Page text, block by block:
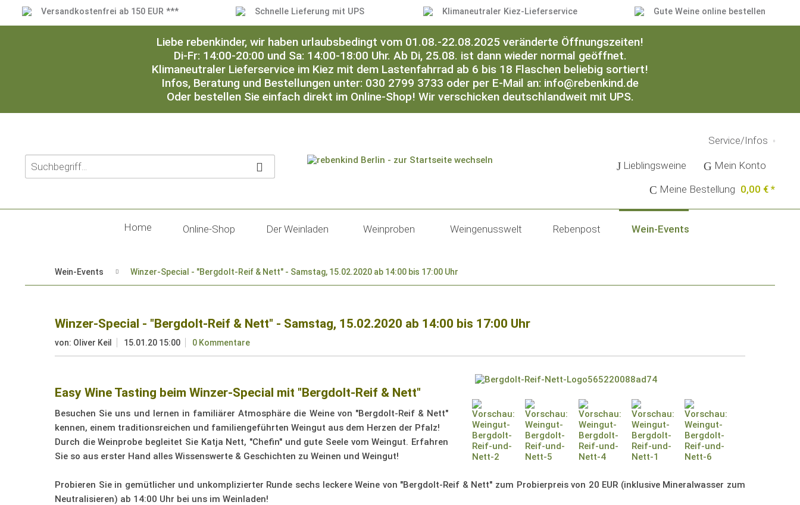
Versandkostenfrei ab 150 EUR *** Schnelle Lieferung mit UPS Klimaneutraler Kiez-Lieferservice Gute Weine online bestellen
Liebe rebenkinder, wir haben urlaubsbedingt vom 01.08.-22.08.2025 veränderte Öffnungszeiten!
Di-Fr: 14:00-20:00 und Sa: 14:00-18:00 Uhr. Ab Di, 25.08. ist dann wieder normal geöffnet.
Klimaneutraler Lieferservice im Kiez mit dem Lastenfahrrad ab 6 bis 18 Flaschen beliebig sortiert!
Infos, Beratung und Bestellungen unter: 030 2799 3733 oder per E-Mail an: info@rebenkind.de
Oder bestellen Sie einfach direkt im Online-Shop! Wir verschicken deutschlandweit mit UPS.
Service/Infos
Lieblingsweine
Mein Konto
Meine Bestellung 0,00 € *
Home Online-Shop Der Weinladen Weinproben Weingenusswelt Rebenpost Wein-Events
Wein-Events Winzer-Special - "Bergdolt-Reif & Nett" - Samstag, 15.02.2020 ab 14:00 bis 17:00 Uhr
Winzer-Special - "Bergdolt-Reif & Nett" - Samstag, 15.02.2020 ab 14:00 bis 17:00 Uhr
von: Oliver Keil 15.01.20 15:00 0 Kommentare
Easy Wine Tasting beim Winzer-Special mit "Bergdolt-Reif & Nett"
Besuchen Sie uns und lernen in familiärer Atmosphäre die Weine von "Bergdolt-Reif & Nett"
kennen, einem traditionsreichen und familiengeführten Weingut aus dem Herzen der Pfalz!
Durch die Weinprobe begleitet Sie Katja Nett, "Chefin" und gute Seele vom Weingut. Erfahren
Sie so aus erster Hand alles Wissenswerte & Geschichten zu Weinen und Weingut!
Probieren Sie in gemütlicher und unkomplizierter Runde sechs leckere Weine von "Bergdolt-Reif & Nett" zum Probierpreis von 20 EUR (inklusive Mineralwasser zum
Neutralisieren) ab 14:00 Uhr bei uns im Weinladen!